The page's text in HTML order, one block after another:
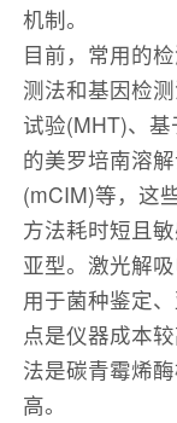
机制。
目前，常用的
测法和基因检
试验(MHT)、
的美罗培南溶
(mCIM)等，这
方法耗时短且
亚型。激光解
用于菌种鉴定
点是仪器成本
法是碳青霉烯
高。